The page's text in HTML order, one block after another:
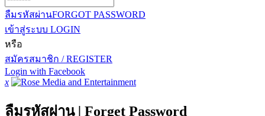
ลืมรหัสผ่านFORGOT PASSWORD
เข้าสู่ระบบ LOGIN
หรือ
สมัครสมาชิก / REGISTER
Login with Facebook
x
ลืมรหัสผ่าน | Forget Password